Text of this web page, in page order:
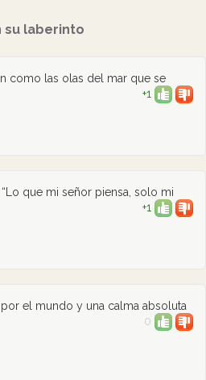
su laberinto
como las olas del mar que se
+1
que mi señor piensa, solo mi
+1
por el mundo y una calma absoluta
0